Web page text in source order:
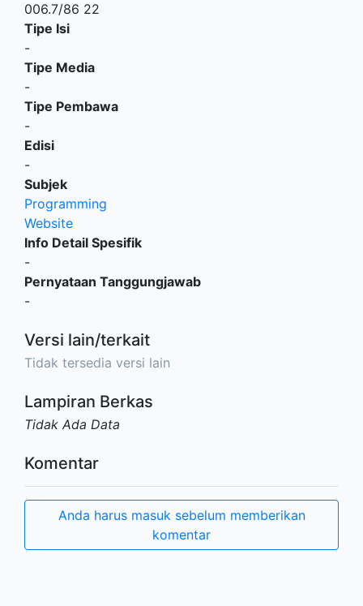
006.7/86 22
Tipe Isi
-
Tipe Media
-
Tipe Pembawa
-
Edisi
-
Subjek
Programming
Website
Info Detail Spesifik
-
Pernyataan Tanggungjawab
-
Versi lain/terkait
Tidak tersedia versi lain
Lampiran Berkas
Tidak Ada Data
Komentar
Anda harus masuk sebelum memberikan
komentar